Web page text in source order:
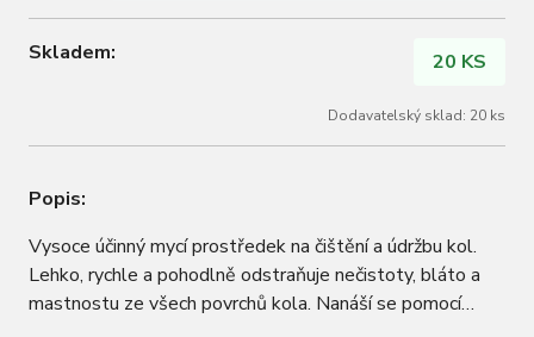
Skladem: 20 KS
Dodavatelský sklad: 20 ks
Popis:
Vysoce účinný mycí prostředek na čištění a údržbu kol.
Lehko, rychle a pohodlně odstraňuje nečistoty, bláto a
mastnostu ze všech povrchů kola. Nanáší se pomocí